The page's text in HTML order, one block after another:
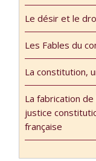
[…] vos
si vous les
subversifs,
prenez
garde
s’engluent
chemin de
vérité. […]
la vérité on
Le désir et le
Les Fables du
La constitution,
La fabrication
justice
française